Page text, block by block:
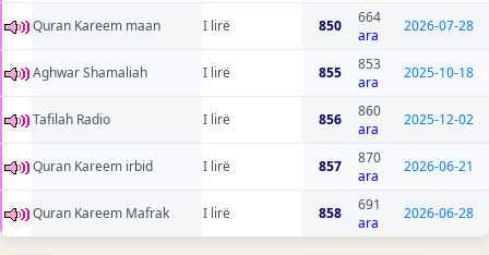
Quran Kareem maan I lirë 850
664
ara
2026-07-28
Aghwar Shamaliah I lirë 855
853
ara
2025-10-18
Tafilah Radio I lirë 856
860
ara
2025-12-02
Quran Kareem irbid I lirë 857
870
ara
2026-06-21
Quran Kareem Mafrak I lirë 858
691
ara
2026-06-28